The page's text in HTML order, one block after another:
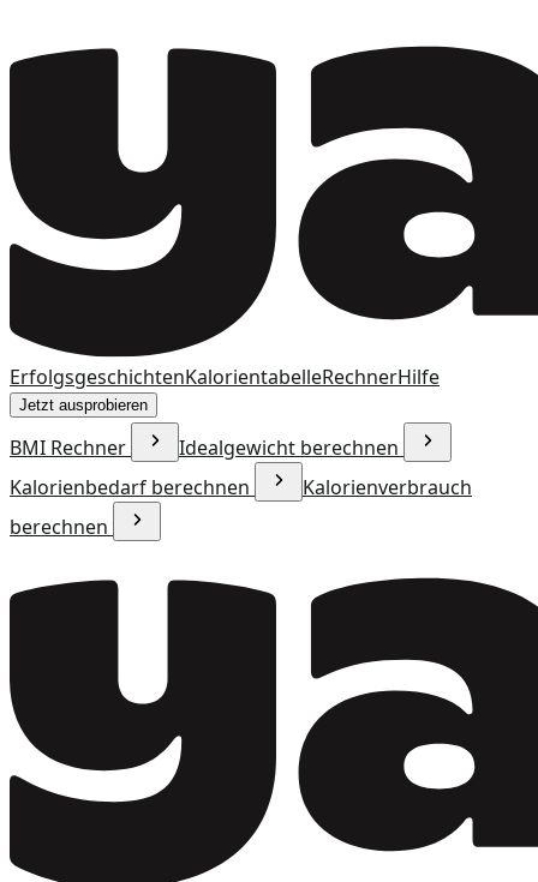
ErfolgsgeschichtenKalorientabelleRechnerHilfe
Jetzt ausprobieren
BMI Rechner
Idealgewicht berechnen
Kalorienbedarf berechnen
Kalorienverbrauch
berechnen